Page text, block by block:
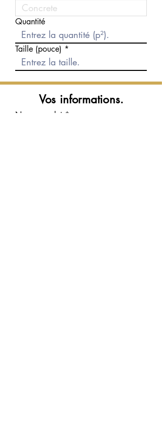
Quantité
Taille (pouce)
Vos informations.
Nom complet